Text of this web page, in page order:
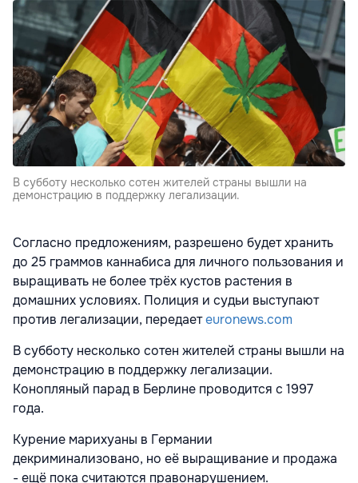
В субботу несколько сотен жителей страны вышли на
демонстрацию в поддержку легализации.
Согласно предложениям, разрешено будет хранить
до 25 граммов каннабиса для личного пользования и
выращивать не более трёх кустов растения в
домашних условиях. Полиция и судьи выступают
против легализации, передаетeuronews.com
В субботу несколько сотен жителей страны вышли на
демонстрацию в поддержку легализации.
Конопляный парад в Берлине проводится с 1997
года.
Курение марихуаны в Германии
декриминализовано, но её выращивание и продажа
- ещё пока считаются правонарушением.